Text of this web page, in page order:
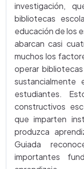
investigación,
bibliotecas
educación de los
abarcan casi
muchos los
operar
estudiantes.
constructivos
que imparten
produzca
Guiada
importantes